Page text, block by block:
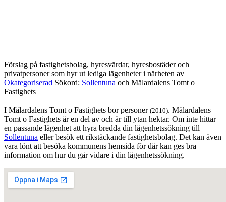
Förslag på fastighetsbolag, hyresvärdar, hyresbostäder och
privatpersoner som hyr ut lediga lägenheter i närheten av
Okategoriserad Sökord: Sollentuna och Mälardalens Tomt o
Fastighets
I Mälardalens Tomt o Fastighets bor personer (2010). Mälardalens
Tomt o Fastighets är en del av och är till ytan hektar. Om inte hittar
en passande lägenhet att hyra bredda din lägenhetssökning till
Sollentuna eller besök ett rikstäckande fastighetsbolag. Det kan även
vara lönt att besöka kommunens hemsida för där kan ges bra
information om hur du går vidare i din lägenhetssökning.